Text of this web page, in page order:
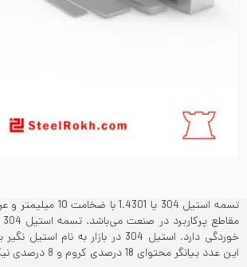
این عدد بیانگر محتوای 18 درصدی کروم و 8 درصدی نیکل در این آلیاژ است.